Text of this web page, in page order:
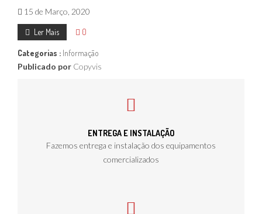
15 de Março, 2020
Ler Mais 0
Categorias : Informação
Publicado por Copyvis
ENTREGA E INSTALAÇÃO
Fazemos entrega e instalação dos equipamentos
comercializados